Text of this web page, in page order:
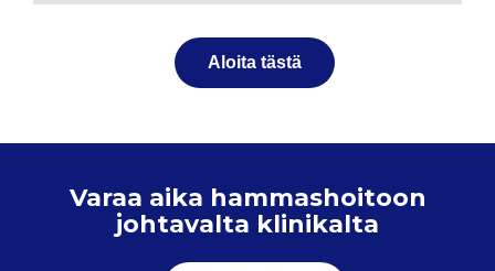
Aloita tästä
Varaa aika hammashoitoon
johtavalta klinikalta